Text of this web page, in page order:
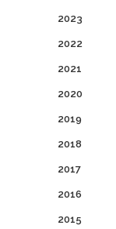
2023
2022
2021
2020
2019
2018
2017
2016
2015